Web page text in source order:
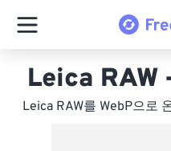
Leica RAW
Leica RAW를 WebP으로